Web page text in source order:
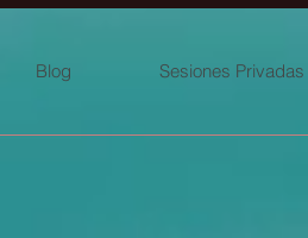
Blog Sesiones Privadas